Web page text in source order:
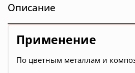
Описание
Применение
По цветным металлам и